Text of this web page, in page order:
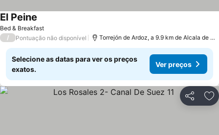
Bed & Breakfast
El Peine
/ Pontuação não disponível Torrejón de Ardoz, a 9.9 km de Alcala de Henares
Selecione as datas para ver os preços
exatos.
Ver preços
Partilhar